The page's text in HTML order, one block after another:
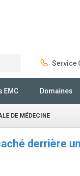
Service
EMC Domaines
DE MÉDECINE
derrière